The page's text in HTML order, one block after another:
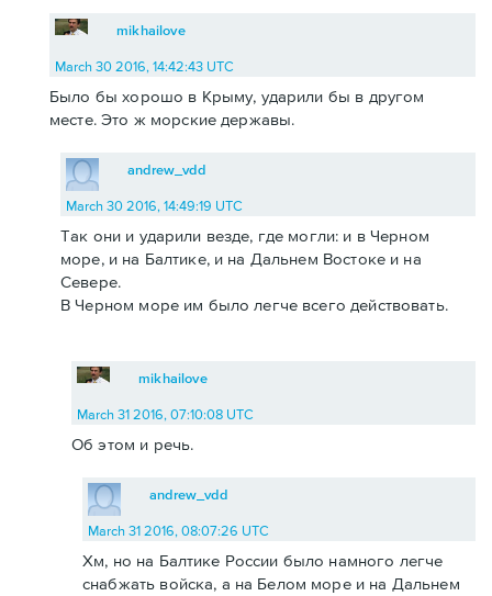
mikhailove
March 30 2016, 14:42:43 UTC
Было бы хорошо в Крыму, ударили бы в другом
месте. Это ж морские державы.
andrew_vdd
March 30 2016, 14:49:19 UTC
Так они и ударили везде, где могли: и в Черном
море, и на Балтике, и на Дальнем Востоке и на
Севере.
В Черном море им было легче всего действовать.
mikhailove
March 31 2016, 07:10:08 UTC
Об этом и речь.
andrew_vdd
March 31 2016, 08:07:26 UTC
Хм, но на Балтике России было намного легче
снабжать войска, а на Белом море и на Дальнем